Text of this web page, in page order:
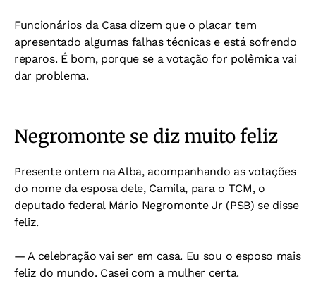
Funcionários da Casa dizem que o placar tem
apresentado algumas falhas técnicas e está sofrendo
reparos. É bom, porque se a votação for polêmica vai
dar problema.
Negromonte se diz muito feliz
Presente ontem na Alba, acompanhando as votações
do nome da esposa dele, Camila, para o TCM, o
deputado federal Mário Negromonte Jr (PSB) se disse
feliz.
— A celebração vai ser em casa. Eu sou o esposo mais
feliz do mundo. Casei com a mulher certa.